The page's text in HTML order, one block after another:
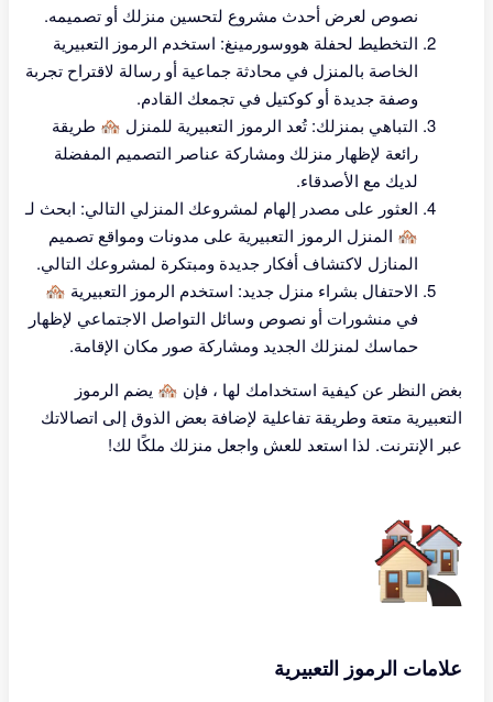
نصوص لعرض أحدث مشروع لتحسين منزلك أو تصميمه.
التخطيط لحفلة هووسورمينغ: استخدم الرموز التعبيرية
الخاصة بالمنزل في محادثة جماعية أو رسالة لاقتراح تجربة
وصفة جديدة أو كوكتيل في تجمعك القادم.
التباهي بمنزلك: تُعد الرموز التعبيرية للمنزل 🏘 طريقة
رائعة لإظهار منزلك ومشاركة عناصر التصميم المفضلة
لديك مع الأصدقاء.
العثور على مصدر إلهام لمشروعك المنزلي التالي: ابحث لـ
🏘 المنزل الرموز التعبيرية على مدونات ومواقع تصميم
المنازل لاكتشاف أفكار جديدة ومبتكرة لمشروعك التالي.
الاحتفال بشراء منزل جديد: استخدم الرموز التعبيرية 🏘
في منشورات أو نصوص وسائل التواصل الاجتماعي لإظهار
حماسك لمنزلك الجديد ومشاركة صور مكان الإقامة.
بغض النظر عن كيفية استخدامك لها ، فإن 🏘 يضم الرموز
التعبيرية متعة وطريقة تفاعلية لإضافة بعض الذوق إلى اتصالاتك
عبر الإنترنت. لذا استعد للعش واجعل منزلك ملكًا لك!
علامات الرموز التعبيرية